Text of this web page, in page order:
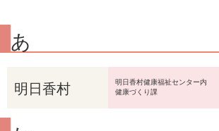
あ
明日香村
明日香村健康福祉センター内
健康づくり課